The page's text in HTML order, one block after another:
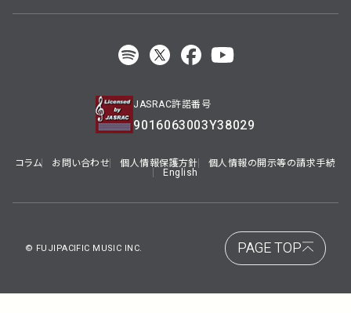
JASRAC許諾番号
9016063003Y38029
コラム お問い合わせ 個人情報保護方針 個人情報の開示等の請求手続
English
PAGE TOP
© FUJIPACIFIC MUSIC INC.